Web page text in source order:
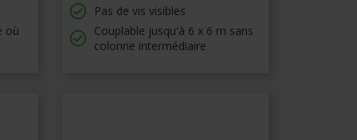
où
Pas de vis visibles
Couplable jusqu'à 6 x 6 m sans
colonne intermédiaire